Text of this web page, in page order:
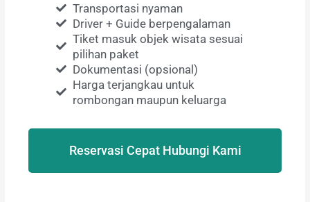
Transportasi nyaman
Driver + Guide berpengalaman
Tiket masuk objek wisata sesuai
pilihan paket
Dokumentasi (opsional)
Harga terjangkau untuk
rombongan maupun keluarga
Reservasi Cepat Hubungi Kami